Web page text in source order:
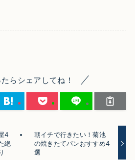
らシェアしてね！
4
絶
朝イチで行きたい！菊池
の焼きたてパンおすすめ4
選